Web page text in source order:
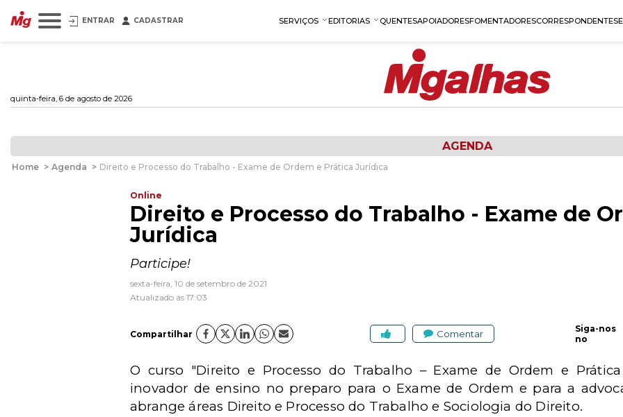
ENTRAR CADASTRAR SERVIÇOS EDITORIAS QUENTESAPOIADORESFOMENTADORESCORRESPONDENTES
quinta-feira, 6 de agosto de 2026
AGENDA
Home > Agenda > Direito e Processo do Trabalho - Exame de Ordem e Prática Jurídica
Online
Direito e Processo do Trabalho - Exame de
Jurídica
Participe!
sexta-feira, 10 de setembro de 2021
Atualizado às 17:03
Compartilhar Comentar
Siga-nos
no
O curso "Direito e Processo do Trabalho – Exame de Ordem e
inovador de ensino no preparo para o Exame de Ordem e para a
abrange áreas Direito e Processo do Trabalho e Sociologia do Direito.